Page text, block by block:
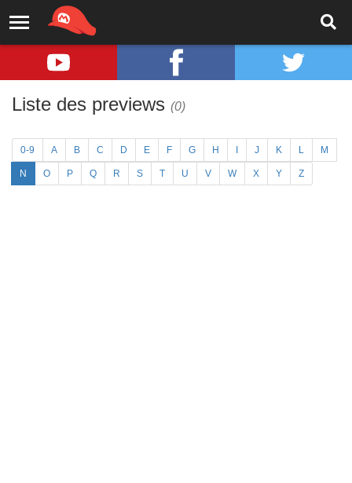
Liste des previews (0)
0-9 A B C D E F G H J K L M
N O P Q R S T U V W X Y Z